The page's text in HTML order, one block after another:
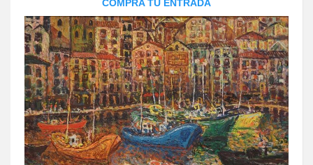
COMPRA TU ENTRADA